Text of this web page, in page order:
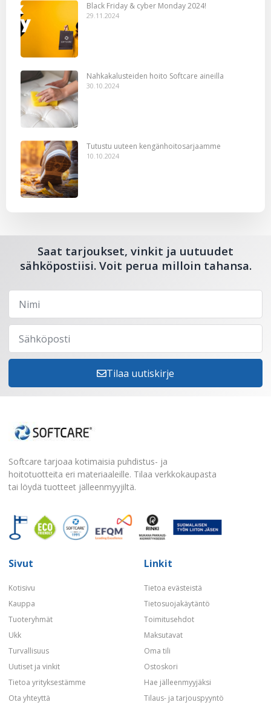
Black Friday & cyber Monday 2024!
29.11.2024
Nahkakalusteiden hoito Softcare aineilla
30.10.2024
Tutustu uuteen kengänhoitosarjaamme
10.10.2024
Saat tarjoukset, vinkit ja uutuudet
sähköpostiisi. Voit perua milloin tahansa.
Tilaa uutiskirje
Softcare tarjoaa kotimaisia puhdistus- ja
hoitotuotteita eri materiaaleille. Tilaa verkkokaupasta
tai löydä tuotteet jälleenmyyjiltä.
Sivut
Kotisivu
Kauppa
Tuoteryhmät
Ukk
Turvallisuus
Uutiset ja vinkit
Tietoa yrityksestämme
Ota yhteyttä
Linkit
Tietoa evästeistä
Tietosuojakäytäntö
Toimitusehdot
Maksutavat
Oma tili
Ostoskori
Hae jälleenmyyjäksi
Tilaus- ja tarjouspyyntö